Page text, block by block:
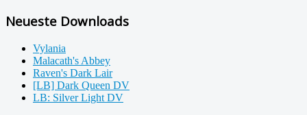
Neueste Downloads
Vylania
Malacath's Abbey
Raven's Dark Lair
[LB] Dark Queen DV
LB: Silver Light DV